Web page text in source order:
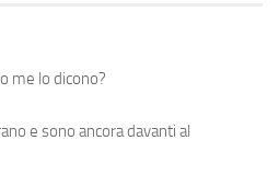
me lo dicono?
e sono ancora davanti al